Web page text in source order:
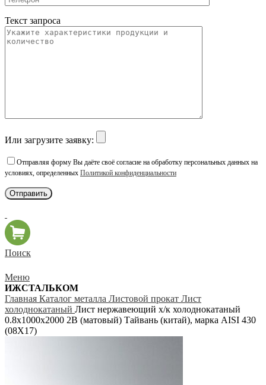
Текст запроса
Или загрузите заявку:
Отправляя форму Вы даёте своё согласие на обработку персональных данных на
условиях, определенных Политикой конфиденциальности
Поиск
Меню
ИЖСТАЛЬКОМ
Главная Каталог металла Листовой прокат Лист
холоднокатаный Лист нержавеющий х/к холоднокатаный
0.8х1000х2000 2B (матовый) Тайвань (китай), марка AISI 430
(08Х17)